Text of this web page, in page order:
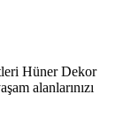
Hüner Dekor
alanlarınızı